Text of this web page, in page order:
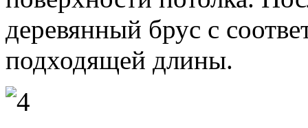
деревянный брус с
подходящей длины.